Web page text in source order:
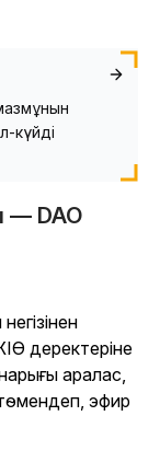
күйді
— DAO
деректеріне
аралас,
эфир